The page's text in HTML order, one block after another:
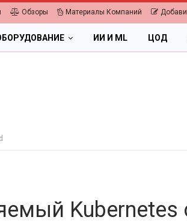
Обзоры Материалы Компаний
ИИ И ML ЦОД
Kubernetes